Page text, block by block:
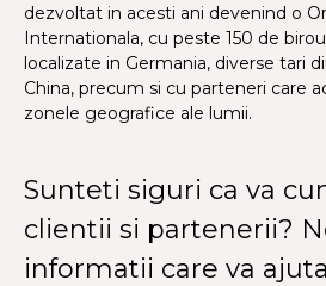
dezvoltat in acesti ani devenind o
Internationala, cu peste 150 de
localizate in Germania, diverse tari
China, precum si cu parteneri care
zonele geografice ale lumii.
Sunteti siguri ca va
clientii si partenerii?
informatii care va